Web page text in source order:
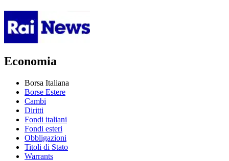
Economia
Borsa Italiana
Borse Estere
Cambi
Diritti
Fondi italiani
Fondi esteri
Obbligazioni
Titoli di Stato
Warrants